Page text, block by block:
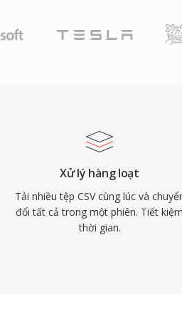
Xử lý hàng loạt
Tải nhiều tệp CSV cùng lúc và
đổi tất cả trong một phiên. Tiết kiệm
thời gian.